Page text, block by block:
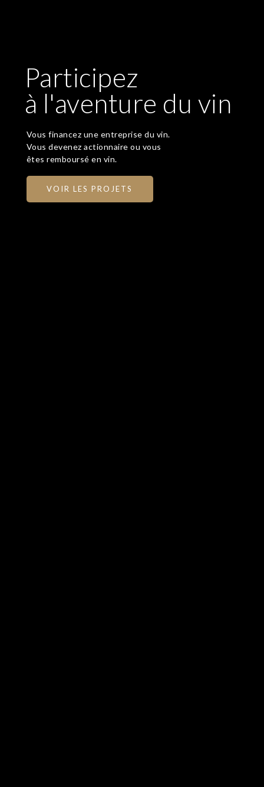
Participez
à l'aventure du vin
Vous financez une entreprise du vin.
Vous devenez actionnaire ou vous
êtes remboursé en vin.
VOIR LES PROJETS